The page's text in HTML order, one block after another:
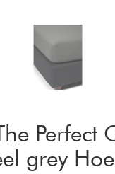
Perfect
grey